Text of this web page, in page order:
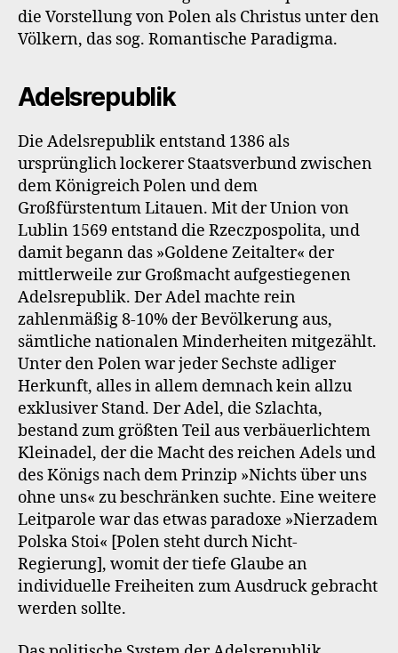
die Vorstellung von Polen als Christus unter den
Völkern, das sog. Romantische Paradigma.
Adelsrepublik
Die Adelsrepublik entstand 1386 als
ursprünglich lockerer Staatsverbund zwischen
dem Königreich Polen und dem
Großfürstentum Litauen. Mit der Union von
Lublin 1569 entstand die Rzeczpospolita, und
damit begann das »Goldene Zeitalter« der
mittlerweile zur Großmacht aufgestiegenen
Adelsrepublik. Der Adel machte rein
zahlenmäßig 8-10% der Bevölkerung aus,
sämtliche nationalen Minderheiten mitgezählt.
Unter den Polen war jeder Sechste adliger
Herkunft, alles in allem demnach kein allzu
exklusiver Stand. Der Adel, die Szlachta,
bestand zum größten Teil aus verbäuerlichtem
Kleinadel, der die Macht des reichen Adels und
des Königs nach dem Prinzip »Nichts über uns
ohne uns« zu beschränken suchte. Eine weitere
Leitparole war das etwas paradoxe »Nierzadem
Polska Stoi« [Polen steht durch Nicht-
Regierung], womit der tiefe Glaube an
individuelle Freiheiten zum Ausdruck gebracht
werden sollte.